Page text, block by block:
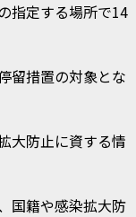
指定する場所で14
留措置の対象とな
大防止に資する情
国籍や感染拡大防